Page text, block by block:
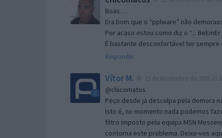
Boas…
Era bom que o “pplware” não
Por acaso estou como diz o “.:.
É bastante desconfortável ter sempre
Responder
Vítor M.
@chicomatos
Peço desde já desculpa pela demora
Isto é, no momento nada podemos
filtro imposto pela equipa MSN
contorna este problema. Deixo-vos